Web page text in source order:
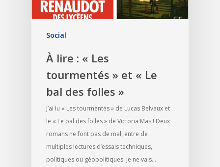
Social
À lire : « Les
tourmentés » et « Le
bal des folles »
J’ai lu « Les tourmentés » de Lucas Belvaux et
le « Le bal des folles » de Victoria Mas ! Deux
romans ne font pas de mal, entre de
multiples lectures d’essais techniques,
politiques ou géopolitiques. Je ne vais…